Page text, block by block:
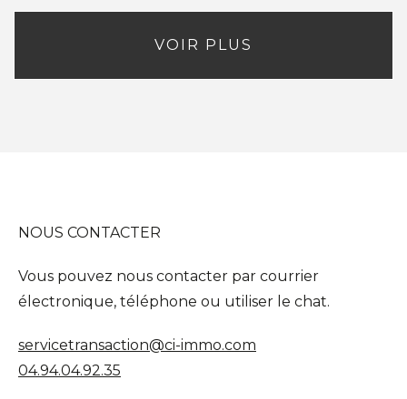
VOIR PLUS
NOUS CONTACTER
Vous pouvez nous contacter par courrier
électronique, téléphone ou utiliser le chat.
servicetransaction@ci-immo.com
04.94.04.92.35